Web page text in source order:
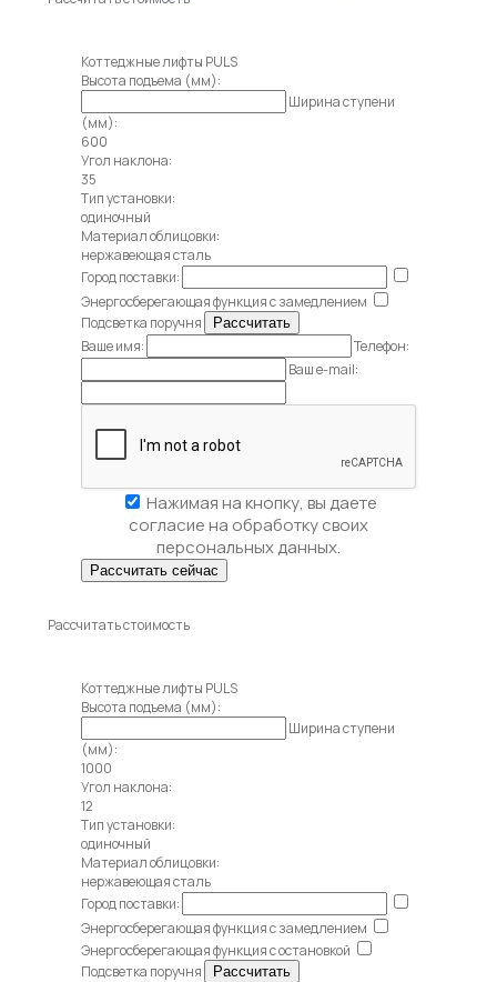
Коттеджные лифты PULS
Высота подъема (мм):
Ширина ступени
(мм):
600
Угол наклона:
35
Тип установки:
одиночный
Материал облицовки:
нержавеющая сталь
Город поставки:
Энергосберегающая функция с замедлением
Подсветка поручня
Ваше имя:
Телефон:
Ваш e-mail:
Нажимая на кнопку, вы даете
согласие на обработку своих
персональных данных.
Рассчитать стоимость
Коттеджные лифты PULS
Высота подъема (мм):
Ширина ступени
(мм):
1000
Угол наклона:
12
Тип установки:
одиночный
Материал облицовки:
нержавеющая сталь
Город поставки:
Энергосберегающая функция с замедлением
Энергосберегающая функция с остановкой
Подсветка поручня